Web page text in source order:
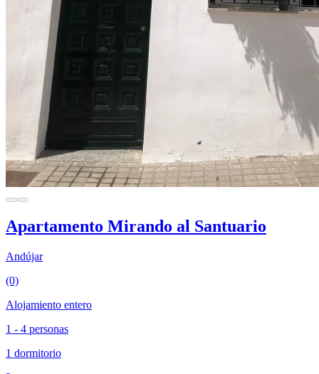
Apartamento Mirando al Santuario
Andújar
(0)
Alojamiento entero
1 - 4 personas
1 dormitorio